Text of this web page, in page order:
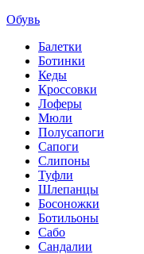
Обувь
Балетки
Ботинки
Кеды
Кроссовки
Лоферы
Мюли
Полусапоги
Сапоги
Слипоны
Туфли
Шлепанцы
Босоножки
Ботильоны
Сабо
Сандалии